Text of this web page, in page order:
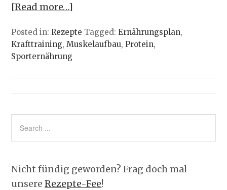
[Read more…]
Posted in:Rezepte Tagged:Ernährungsplan,
Krafttraining,Muskelaufbau,Protein,
Sporternährung
Nicht fündig geworden? Frag doch mal
unsereRezepte-Fee!